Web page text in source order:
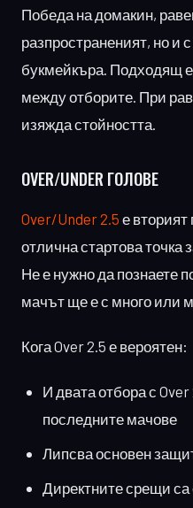
Победа на домакин,
разпространеният, но и
букмейкъра. Подходящ
между отборите. При
изяжда стойността.
OVER/UNDER ГОЛОВЕ
Over/Under 2.5 е вторият
отлична стартова точка
Не е нужно да познаете
мачът ще е с много или
Кога Over 2.5 е вероятен:
И двата отбора с Over
последните мачове
Липсва основен
Директните срещи са